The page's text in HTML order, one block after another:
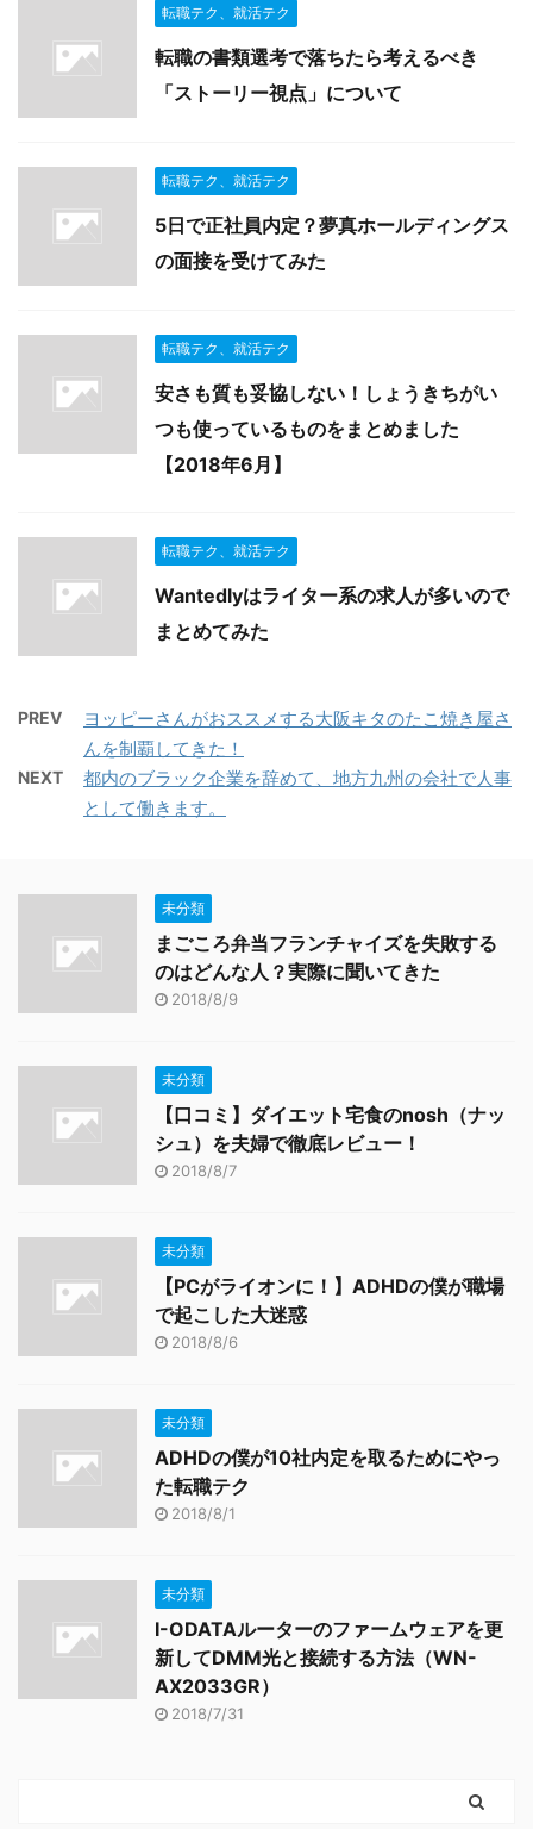
転職テク、就活テク
転職の書類選考で落ちたら考えるべき
「ストーリー視点」について
転職テク、就活テク
5日で正社員内定？夢真ホールディングス
の面接を受けてみた
転職テク、就活テク
安さも質も妥協しない！しょうきちがい
つも使っているものをまとめました
【2018年6月】
転職テク、就活テク
Wantedlyはライター系の求人が多いので
まとめてみた
PREV
ヨッピーさんがおススメする大阪キタのたこ焼き屋さ
んを制覇してきた！
NEXT
都内のブラック企業を辞めて、地方九州の会社で人事
として働きます。
未分類
まごころ弁当フランチャイズを失敗する
のはどんな人？実際に聞いてきた
2018/8/9
未分類
【口コミ】ダイエット宅食のnosh（ナッ
シュ）を夫婦で徹底レビュー！
2018/8/7
未分類
【PCがライオンに！】ADHDの僕が職場
で起こした大迷惑
2018/8/6
未分類
ADHDの僕が10社内定を取るためにやっ
た転職テク
2018/8/1
未分類
I-ODATAルーターのファームウェアを更
新してDMM光と接続する方法（WN-
AX2033GR）
2018/7/31